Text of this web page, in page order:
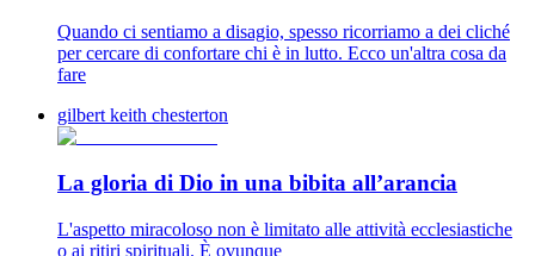
Quando ci sentiamo a disagio, spesso ricorriamo a dei cliché
per cercare di confortare chi è in lutto. Ecco un'altra cosa da
fare
gilbert keith chesterton
La gloria di Dio in una bibita all’arancia
L'aspetto miracoloso non è limitato alle attività ecclesiastiche
o ai ritiri spirituali. È ovunque